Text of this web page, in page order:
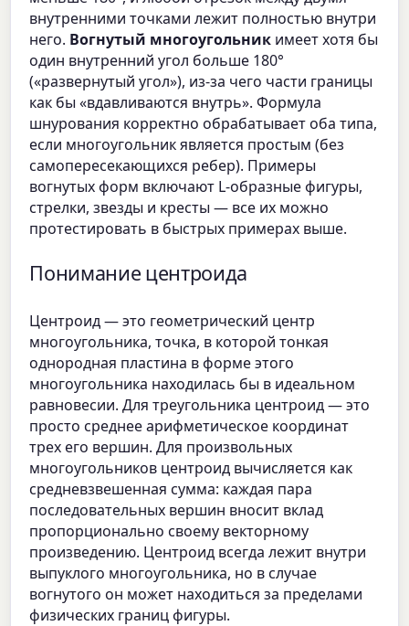
внутренними точками лежит полностью внутри
него. Вогнутый многоугольник имеет хотя бы
один внутренний угол больше 180°
(«развернутый угол»), из-за чего части границы
как бы «вдавливаются внутрь». Формула
шнурования корректно обрабатывает оба типа,
если многоугольник является простым (без
самопересекающихся ребер). Примеры
вогнутых форм включают L-образные фигуры,
стрелки, звезды и кресты — все их можно
протестировать в быстрых примерах выше.
Понимание центроида
Центроид — это геометрический центр
многоугольника, точка, в которой тонкая
однородная пластина в форме этого
многоугольника находилась бы в идеальном
равновесии. Для треугольника центроид — это
просто среднее арифметическое координат
трех его вершин. Для произвольных
многоугольников центроид вычисляется как
средневзвешенная сумма: каждая пара
последовательных вершин вносит вклад
пропорционально своему векторному
произведению. Центроид всегда лежит внутри
выпуклого многоугольника, но в случае
вогнутого он может находиться за пределами
физических границ фигуры.